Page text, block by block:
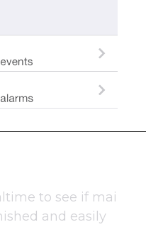
to see if mai
and easily